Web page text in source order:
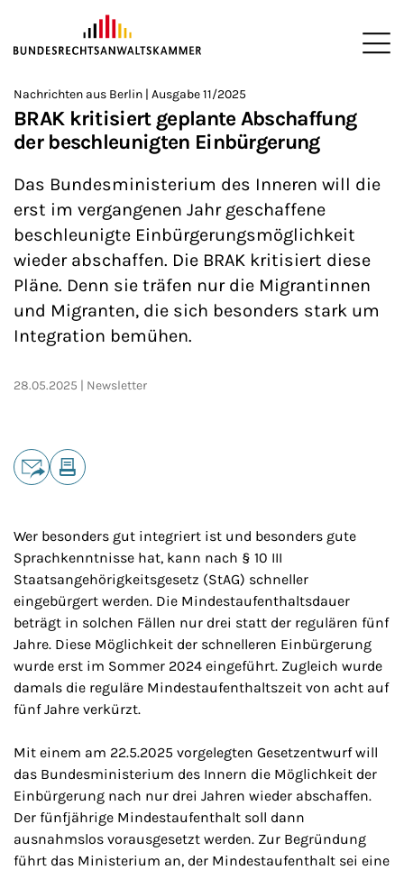
ZUM HAUPTINHALT SPRINGEN
Sie befinden sich hier:
>
Startseite
>
Newsroom
>
Newsletter
>
Nachrichten aus Berlin
Nachrichten aus Berlin | Ausgabe 11/2025
BRAK kritisiert geplante Abschaffung
der beschleunigten Einbürgerung
Das Bundesministerium des Inneren will die
erst im vergangenen Jahr geschaffene
beschleunigte Einbürgerungsmöglichkeit
wieder abschaffen. Die BRAK kritisiert diese
Pläne. Denn sie träfen nur die Migrantinnen
und Migranten, die sich besonders stark um
Integration bemühen.
28.05.2025 Newsletter
Teilen
Wer besonders gut integriert ist und besonders gute
Sprachkenntnisse hat, kann nach § 10 III
Staatsangehörigkeitsgesetz (StAG) schneller
eingebürgert werden. Die Mindestaufenthaltsdauer
beträgt in solchen Fällen nur drei statt der regulären fünf
Jahre. Diese Möglichkeit der schnelleren Einbürgerung
wurde erst im Sommer 2024 eingeführt. Zugleich wurde
damals die reguläre Mindestaufenthaltszeit von acht auf
fünf Jahre verkürzt.
Mit einem am 22.5.2025 vorgelegten Gesetzentwurf will
das Bundesministerium des Innern die Möglichkeit der
Einbürgerung nach nur drei Jahren wieder abschaffen.
Der fünfjährige Mindestaufenthalt soll dann
ausnahmslos vorausgesetzt werden. Zur Begründung
führt das Ministerium an, der Mindestaufenthalt sei eine